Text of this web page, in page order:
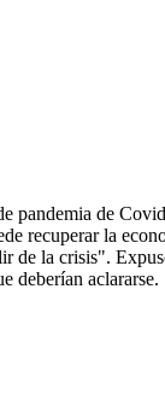
de
recuperar la
de la crisis".
deberían